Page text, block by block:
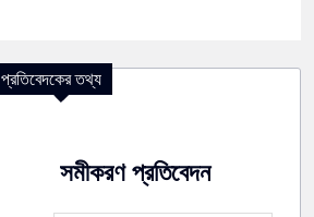
প্রতিবেদকের তথ্য
সমীকরণ প্রতিবেদন